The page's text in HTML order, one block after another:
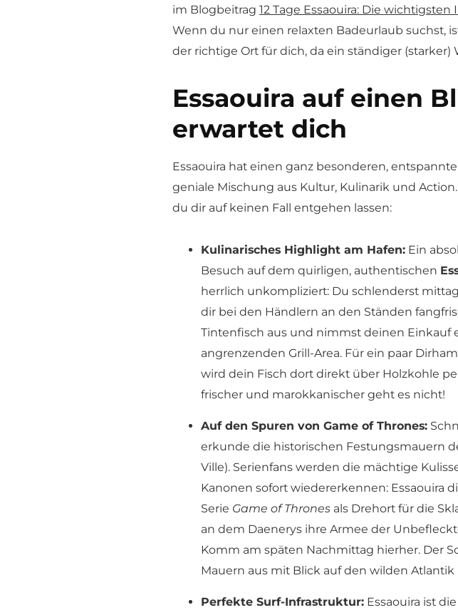
im Blogbeitrag 12 Tage Essaouira: Die wichtigsten
Wenn du nur einen relaxten Badeurlaub suchst,
der richtige Ort für dich, da ein ständiger (starker)
Essaouira auf einen
erwartet dich
Essaouira hat einen ganz besonderen,
geniale Mischung aus Kultur, Kulinarik und
du dir auf keinen Fall entgehen lassen:
Kulinarisches Highlight am Hafen: Ein
Besuch auf dem quirligen, authentischen
herrlich unkompliziert: Du schlenderst
dir bei den Händlern an den Ständen
Tintenfisch aus und nimmst deinen Einkauf
angrenzenden Grill-Area. Für ein paar
wird dein Fisch dort direkt über Holzkohle
frischer und marokkanischer geht es nicht!
Auf den Spuren von Game of Thrones:
erkunde die historischen Festungsmauern
Ville). Serienfans werden die mächtige
Kanonen sofort wiedererkennen: Essaouira
Serie Game of Thrones als Drehort für die
an dem Daenerys ihre Armee der
Komm am späten Nachmittag hierher. Der
Mauern aus mit Blick auf den wilden Atlantik
Perfekte Surf-Infrastruktur: Essaouira ist